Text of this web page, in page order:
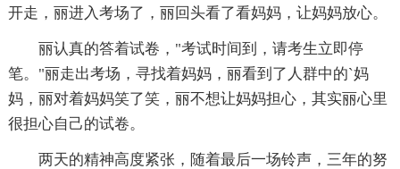
开走，丽进入考场了，丽回头看了看妈妈，让妈妈放心。
丽认真的答着试卷，"考试时间到，请考生立即停
笔。"丽走出考场，寻找着妈妈，丽看到了人群中的`妈
妈，丽对着妈妈笑了笑，丽不想让妈妈担心，其实丽心里
很担心自己的试卷。
两天的精神高度紧张，随着最后一场铃声，三年的努